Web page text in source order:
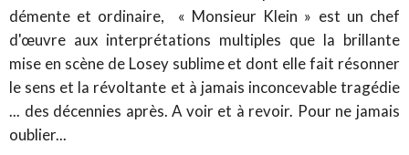
démente et ordinaire, « Monsieur Klein » est un chef
d'œuvre aux interprétations multiples que la brillante
mise en scène de Losey sublime et dont elle fait résonner
le sens et la révoltante et à jamais inconcevable tragédie
... des décennies après. A voir et à revoir. Pour ne jamais
oublier...